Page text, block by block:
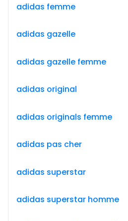
adidas femme
adidas gazelle
adidas gazelle femme
adidas original
adidas originals femme
adidas pas cher
adidas superstar
adidas superstar homme